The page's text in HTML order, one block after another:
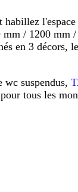
/ 1200
en 3 décors,
suspendus,
tous les